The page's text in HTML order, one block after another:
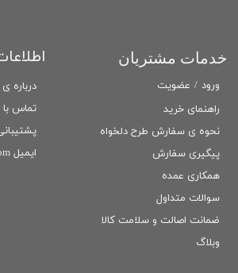
راهنمای خرید
نحوه ی سفارش طرح دلخواه
پیگیری سفارش
همکاری عمده
سوالات متداول
ضمانت اصالت و سلامت كالا
وبلاگ
خدمات مشتریان
درباره
تماس با
پشتیبانی
ایمیل Litart.ir@gmail.com
ورود / عضویت